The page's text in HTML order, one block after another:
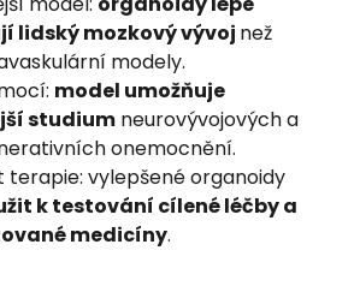
lidský mozkový vývoj než
modely.
model umožňuje
studium neurovývojových a
onemocnění.
terapie: vylepšené organoidy
k testování cílené léčby a
medicíny.